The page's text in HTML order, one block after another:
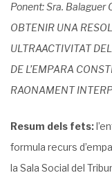
Ponent: Sra. Balaguer
OBTENIR UNA
ULTRAACTIVITAT
DE L’EMPARA
RAONAMENT
Resum dels fets:
formula recurs
la Sala Social del